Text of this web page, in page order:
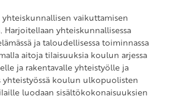
vaikuttamisen
yhteiskunnallisessa
ja taloudellisessa toiminnassa
aitoja tilaisuuksia koulun arjessa
ja rakentavalle yhteistyölle ja
yhteistyössä koulun ulkopuolisten
luodaan sisältökokonaisuuksien